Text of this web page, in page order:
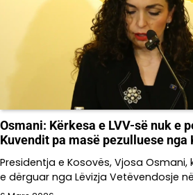
Osmani: Kërkesa e LVV-së nuk e
Kuvendit pa masë pezulluese nga
Presidentja e Kosovës, Vjosa
e dërguar nga Lëvizja Vetëvendosje